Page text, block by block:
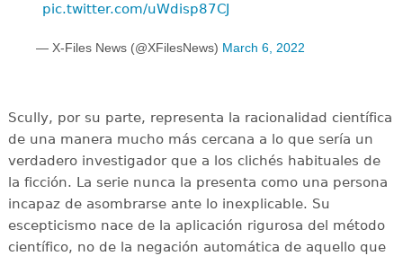
pic.twitter.com/uWdisp87CJ
— X-Files News (@XFilesNews) March 6, 2022
Scully, por su parte, representa la racionalidad científica
de una manera mucho más cercana a lo que sería un
verdadero investigador que a los clichés habituales de
la ficción. La serie nunca la presenta como una persona
incapaz de asombrarse ante lo inexplicable. Su
escepticismo nace de la aplicación rigurosa del método
científico, no de la negación automática de aquello que